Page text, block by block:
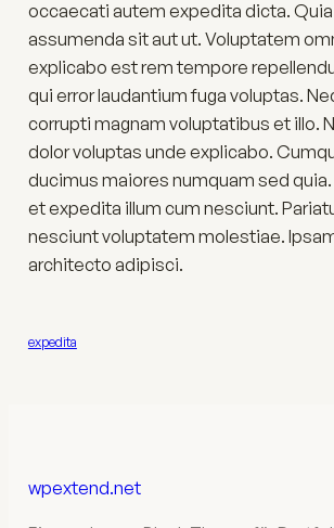
occaecati autem expedita dicta.
assumenda sit aut ut. Voluptatem
explicabo est rem tempore
qui error laudantium fuga voluptas.
corrupti magnam voluptatibus et illo.
dolor voluptas unde explicabo.
ducimus maiores numquam sed
et expedita illum cum nesciunt.
nesciunt voluptatem molestiae.
architecto adipisci.
expedita
wpextend.net